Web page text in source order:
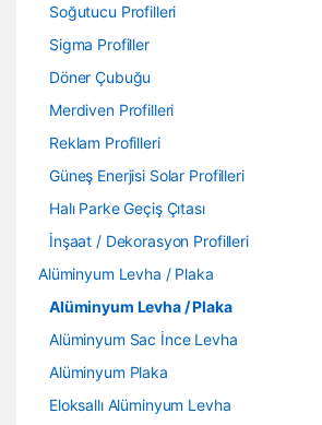
Soğutucu Profilleri
Sigma Profiller
Döner Çubuğu
Merdiven Profilleri
Reklam Profilleri
Güneş Enerjisi Solar Profilleri
Halı Parke Geçiş Çıtası
İnşaat / Dekorasyon Profilleri
Alüminyum Levha / Plaka
Alüminyum Levha / Plaka
Alüminyum Sac İnce Levha
Alüminyum Plaka
Eloksallı Alüminyum Levha